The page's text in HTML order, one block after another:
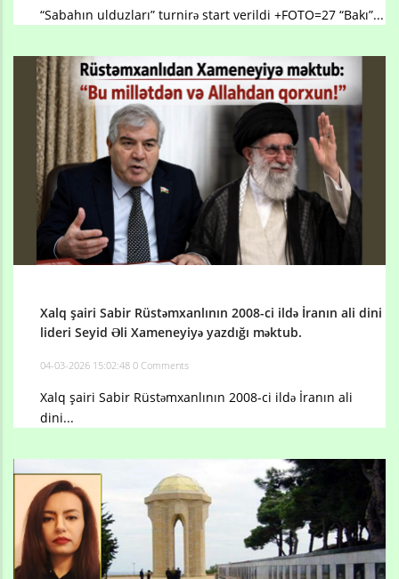
“Sabahın ulduzları” turnirə start verildi +FOTO=27 “Bakı”...
Xalq şairi Sabir Rüstəmxanlının 2008-ci ildə İranın ali dini
lideri Seyid Əli Xameneyiyə yazdığı məktub.
04-03-2026 15:02:48 0 Comments
Xalq şairi Sabir Rüstəmxanlının 2008-ci ildə İranın ali
dini...